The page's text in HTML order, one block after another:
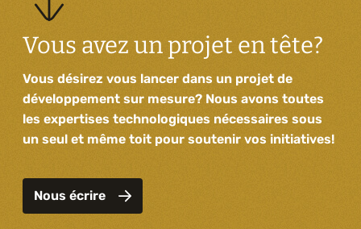
Vous avez un projet en tête?
Vous désirez vous lancer dans un projet de
développement sur mesure? Nous avons toutes
les expertises technologiques nécessaires sous
un seul et même toit pour soutenir vos initiatives!
Nous écrire